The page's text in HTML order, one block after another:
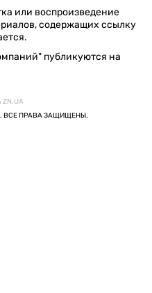
или воспроизведение
содержащих ссылку
публикуются на
ВСЕ ПРАВА ЗАЩИЩЕНЫ.